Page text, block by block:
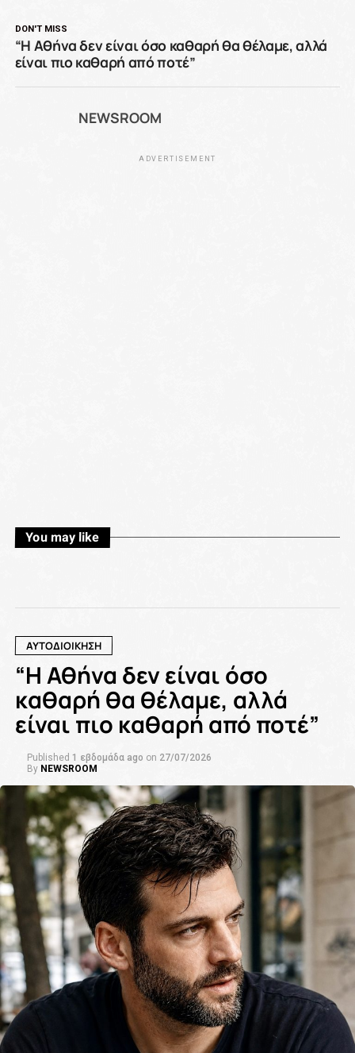
DON'T MISS
“H Αθήνα δεν είναι όσο καθαρή θα θέλαμε, αλλά
είναι πιο καθαρή από ποτέ”
NEWSROOM
ADVERTISEMENT
You may like
ΑΥΤΟΔΙΟΙΚΗΣΗ
“H Αθήνα δεν είναι όσο
καθαρή θα θέλαμε, αλλά
είναι πιο καθαρή από ποτέ”
Published 1 εβδομάδα ago on 27/07/2026
By NEWSROOM